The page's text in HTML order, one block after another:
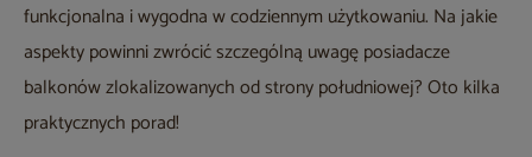
funkcjonalna i wygodna w codziennym użytkowaniu. Na jakie
aspekty powinni zwrócić szczególną uwagę posiadacze
balkonów zlokalizowanych od strony południowej? Oto kilka
praktycznych porad!